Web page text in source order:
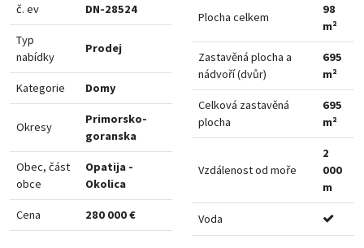
č. ev DN-28524
Typ
nabídky
Prodej
Kategorie Domy
Okresy
Primorsko-
goranska
Obec, část
obce
Opatija -
Okolica
Cena 280 000 €
Plocha celkem
98
m²
Zastavěná plocha a
nádvoří (dvůr)
695
m²
Celková zastavěná
plocha
695
m²
Vzdálenost od moře
2
000
m
Voda